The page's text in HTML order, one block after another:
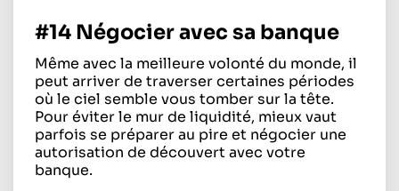
#14 Négocier avec sa banque
Même avec la meilleure volonté du monde, il
peut arriver de traverser certaines périodes
où le ciel semble vous tomber sur la tête.
Pour éviter le mur de liquidité, mieux vaut
parfois se préparer au pire et négocier une
autorisation de découvert avec votre
banque.